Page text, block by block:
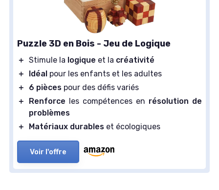
Puzzle 3D en Bois - Jeu de Logique
＋ Stimule la logique et la créativité
＋
Idéal pour les enfants et les adultes
＋
6 pièces pour des défis variés
＋
Renforce les compétences en résolution de
problèmes
＋
Matériaux durables et écologiques
Voir l'offre